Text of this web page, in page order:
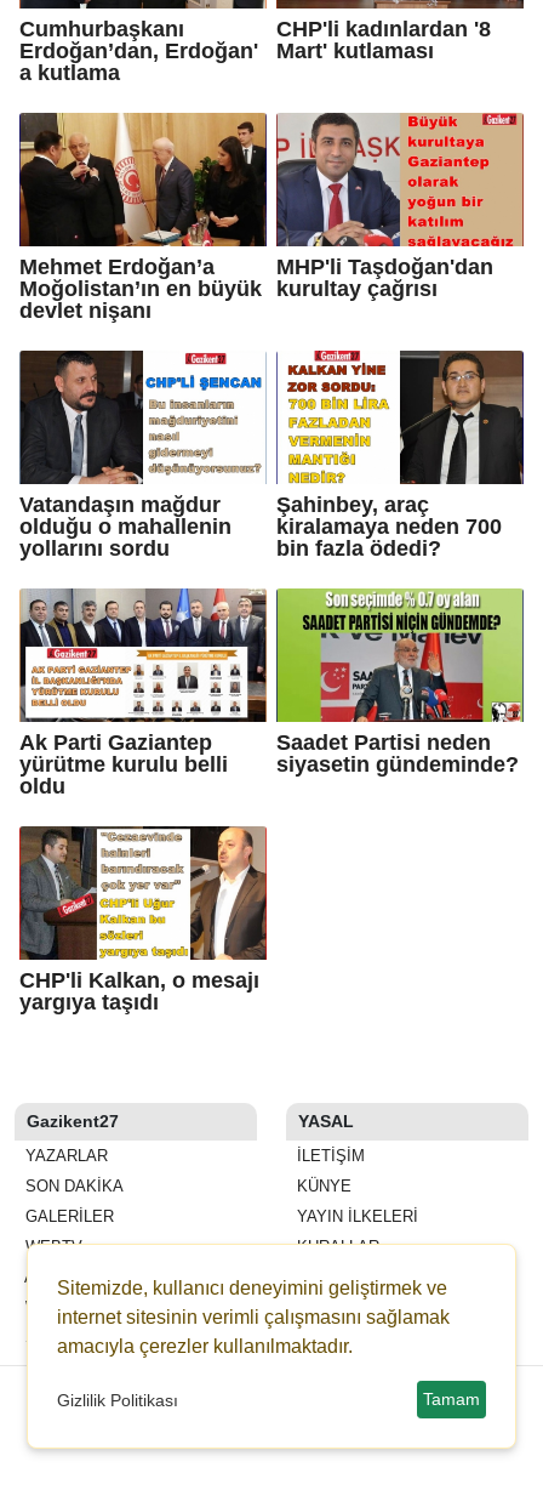
Cumhurbaşkanı
Erdoğan’dan, Erdoğan'
a kutlama
CHP'li kadınlardan '8
Mart' kutlaması
Mehmet Erdoğan’a
Moğolistan’ın en büyük
devlet nişanı
MHP'li Taşdoğan'dan
kurultay çağrısı
Vatandaşın mağdur
olduğu o mahallenin
yollarını sordu
Şahinbey, araç
kiralamaya neden 700
bin fazla ödedi?
Ak Parti Gaziantep
yürütme kurulu belli
oldu
Saadet Partisi neden
siyasetin gündeminde?
CHP'li Kalkan, o mesajı
yargıya taşıdı
Gazikent27
YAZARLAR
SON DAKİKA
GALERİLER
WEBTV
ANKETLER
WİKİ
ŞEHİR REHBERİ
YASAL
İLETIŞIM
KÜNYE
YAYIN İLKELERI
KURALLAR
GIZLILIK
KULLANICI SÖZLEŞMESI
VERI POLITIKASI
Sitemizde, kullanıcı deneyimini geliştirmek ve
internet sitesinin verimli çalışmasını sağlamak
amacıyla çerezler kullanılmaktadır.
Gizlilik Politikası Tamam
Haber Sitesi Yazılımı - 8.7.5